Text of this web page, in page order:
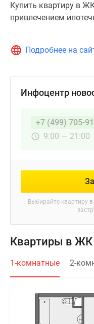
Купить квартиру в
привлечением
Подробнее на
Инфоцентр
+7 (499) 705-
9:00 — 21:00
Выбирайте квартиру в
Квартиры в ЖК
1-комнатные 2-